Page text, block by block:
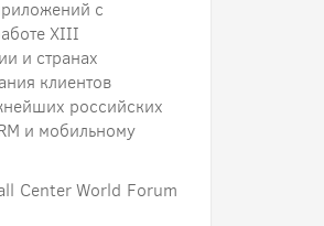
с
XIII
и странах
клиентов
российских
и мобильному
Center World Forum